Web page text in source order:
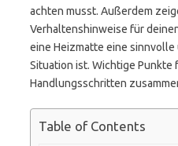
achten musst. Außerdem
Verhaltenshinweise für
eine Heizmatte eine
Situation ist. Wichtige Punkte
Handlungsschritten
Table of Contents